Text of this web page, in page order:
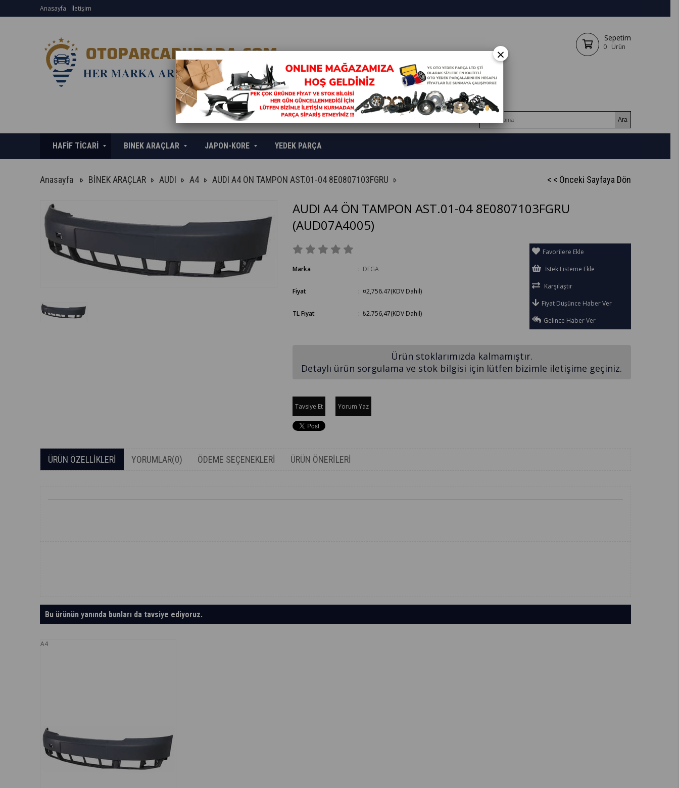
Anasayfa İletişim
Sepetim
0 Ürün
HAFİF TİCARİ BINEK ARAÇLAR JAPON-KORE YEDEK PARÇA
Anasayfa BİNEK ARAÇLAR AUDI A4 AUDI A4 ÖN TAMPON AST.01-04 8E0807103FGRU < < Önceki Sayfaya Dön
AUDI A4 ÖN TAMPON AST.01-04 8E0807103FGRU
(AUD07A4005)
Marka : DEGA
Fiyat : ¤2,756.47(KDV Dahil)
TL Fiyat : ₺2.756,47(KDV Dahil)
Favorilere Ekle
İstek Listeme Ekle
Karşılaştır
Fiyat Düşünce Haber Ver
Gelince Haber Ver
Ürün stoklarımızda kalmamıştır.
Detaylı ürün sorgulama ve stok bilgisi için lütfen bizimle iletişime geçiniz.
Tavsiye Et Yorum Yaz
ÜRÜN ÖZELLIKLERI YORUMLAR(0) ÖDEME SEÇENEKLERI ÜRÜN ÖNERILERI
Bu ürünün yanında bunları da tavsiye ediyoruz.
A4
×